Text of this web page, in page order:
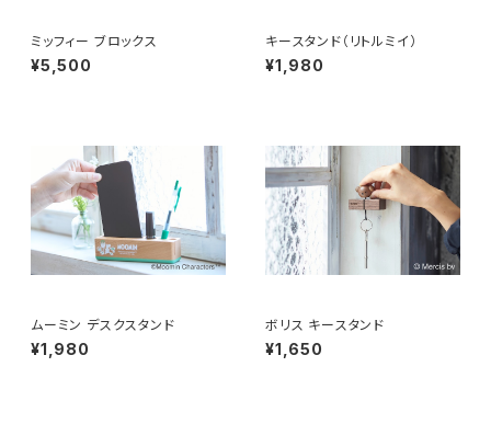
ミッフィー ブロックス
¥5,500
キースタンド（リトルミイ）
¥1,980
ムーミン デスクスタンド
¥1,980
ボリス キースタンド
¥1,650